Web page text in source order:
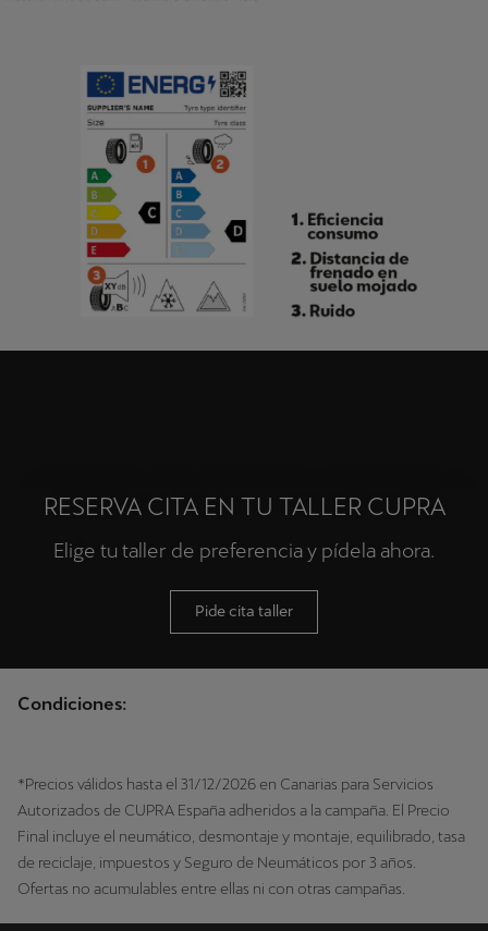
RESERVA CITA EN TU TALLER CUPRA
Elige tu taller de preferencia y pídela ahora.
Pide cita taller
Condiciones:
*Precios válidos hasta el 31/12/2026 en Canarias para Servicios
Autorizados de CUPRA España adheridos a la campaña. El Precio
Final incluye el neumático, desmontaje y montaje, equilibrado, tasa
de reciclaje, impuestos y Seguro de Neumáticos por 3 años.
Ofertas no acumulables entre ellas ni con otras campañas.